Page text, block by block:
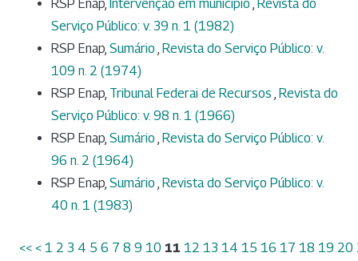
RSP Enap, Intervenção em município , Revista do
Serviço Público: v. 39 n. 1 (1982)
RSP Enap, Sumário , Revista do Serviço Público: v.
109 n. 2 (1974)
RSP Enap, Tribunal Federai de Recursos , Revista do
Serviço Público: v. 98 n. 1 (1966)
RSP Enap, Sumário , Revista do Serviço Público: v.
96 n. 2 (1964)
RSP Enap, Sumário , Revista do Serviço Público: v.
40 n. 1 (1983)
<< < 1 2 3 4 5 6 7 8 9 10 11 12 13 14 15 16 17 18 19 20